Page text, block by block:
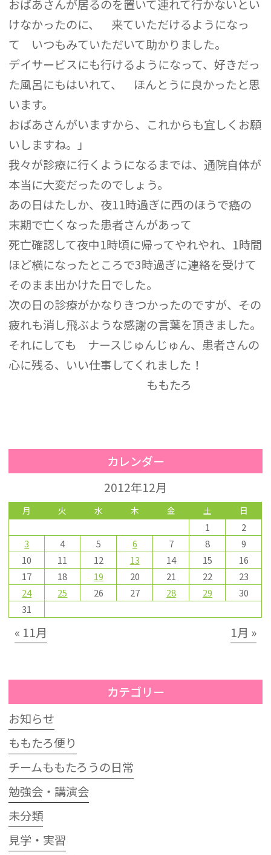
おばあさんが居るのを置いて連れて行かないとい
けなかったのに、 来ていただけるようになっ
て いつもみていただいて助かりました。
デイサービスにも行けるようになって、好きだっ
た風呂にもはいれて、 ほんとうに良かったと思
います。
おばあさんがいますから、これからも宜しくお願
いしますね。」
我々が診療に行くようになるまでは、通院自体が
本当に大変だったのでしょう。
あの日はたしか、夜11時過ぎに西のほうで癌の
末期で亡くなった患者さんがあって
死亡確認して夜中1時頃に帰ってやれやれ、1時間
ほど横になったところで3時過ぎに連絡を受けて
そのまま出かけた日でした。
次の日の診療がかなりきつかったのですが、その
疲れも消し飛ぶような感謝の言葉を頂きました。
それにしても ナースじゅんじゅん、患者さんの
心に残る、いい仕事してくれました！
ももたろ
カレンダー
2012年12月
月 火 水 木 金 土 日
1
2
3
4 5 6 7 8
9
10
11 12 13 14 15
16
17
18 19 20 21 22
23
24
25 26 27 28 29
30
31
« 11月 1月 »
カテゴリー
お知らせ
ももたろ便り
チームももたろうの日常
勉強会・講演会
未分類
見学・実習